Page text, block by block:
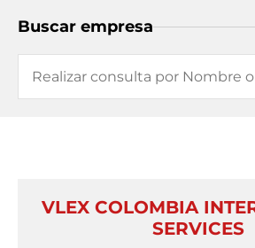
Buscar empresa
VLEX COLOMBIA
SERVICES